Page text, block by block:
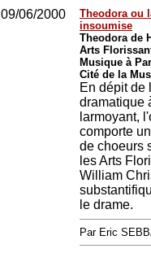
09/06/2000
Theodora ou
insoumise
Theodora de
Arts
Musique à
Cité de la
En dépit de
dramatique
larmoyant,
comporte
de choeurs
les Arts
William
le drame.
Par Eric